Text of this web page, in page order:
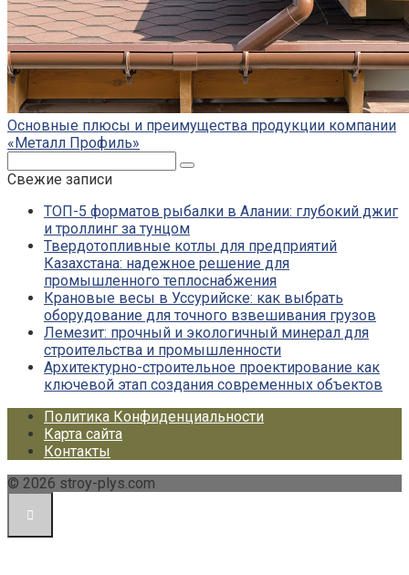
Основные плюсы и преимущества продукции компании
«Металл Профиль»
Свежие записи
ТОП-5 форматов рыбалки в Алании: глубокий джиг
и троллинг за тунцом
Твердотопливные котлы для предприятий
Казахстана: надежное решение для
промышленного теплоснабжения
Крановые весы в Уссурийске: как выбрать
оборудование для точного взвешивания грузов
Лемезит: прочный и экологичный минерал для
строительства и промышленности
Архитектурно-строительное проектирование как
ключевой этап создания современных объектов
Политика Конфиденциальности
Карта сайта
Контакты
© 2026 stroy-plys.com